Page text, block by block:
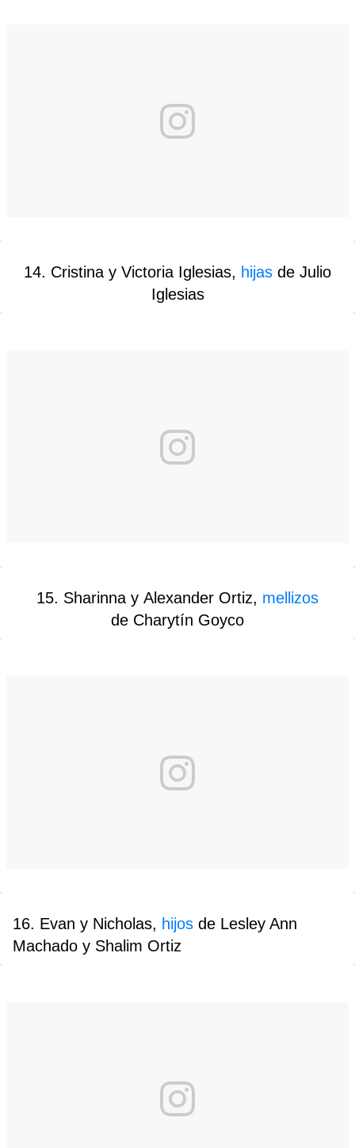
14. Cristina y Victoria Iglesias, hijas de Julio
Iglesias
15. Sharinna y Alexander Ortiz, mellizos
de Charytín Goyco
16. Evan y Nicholas, hijos de Lesley Ann
Machado y Shalim Ortiz